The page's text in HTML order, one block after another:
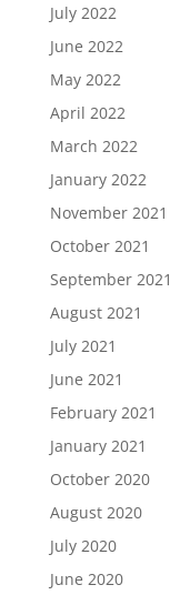
July 2022
June 2022
May 2022
April 2022
March 2022
January 2022
November 2021
October 2021
September 2021
August 2021
July 2021
June 2021
February 2021
January 2021
October 2020
August 2020
July 2020
June 2020